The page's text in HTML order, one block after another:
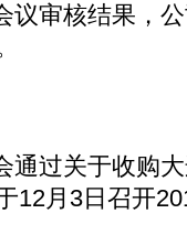
审核结果，公
过关于收购大
12月3日召开